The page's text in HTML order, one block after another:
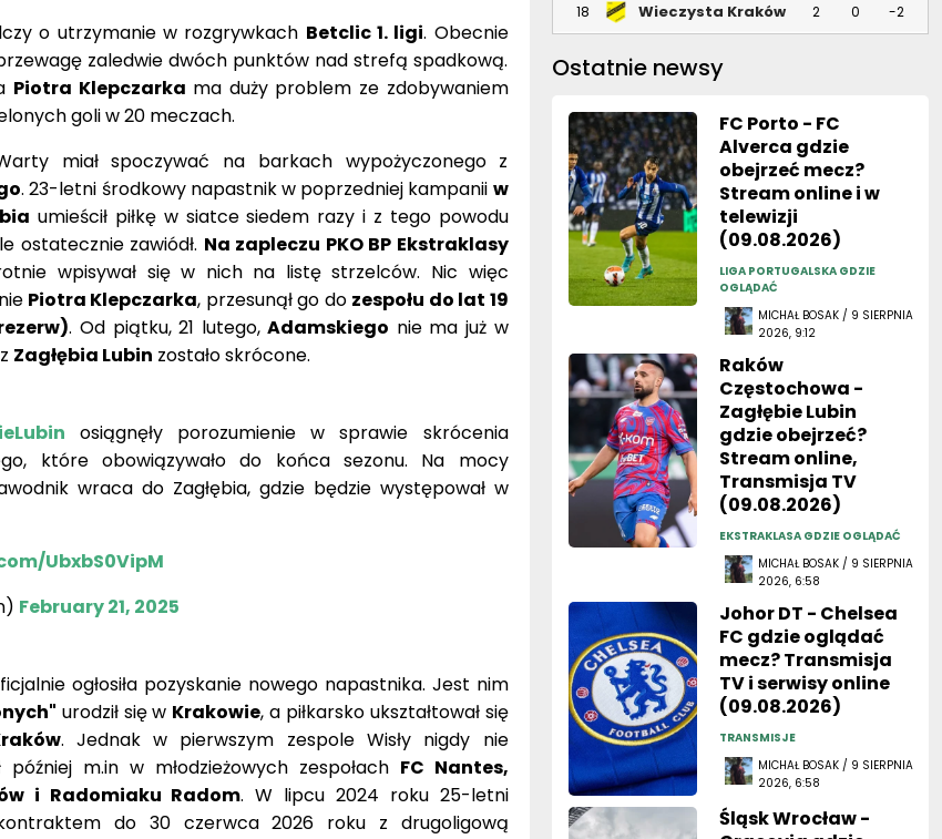
o utrzymanie w rozgrywkach Betclic 1. ligi. Obecnie
zaledwie dwóch punktów nad strefą spadkową.
Piotra Klepczarka ma duży problem ze zdobywaniem
goli w 20 meczach.
miał spoczywać na barkach wypożyczonego z
. 23-letni środkowy napastnik w poprzedniej kampanii w
umieścił piłkę w siatce siedem razy i z tego powodu
ostatecznie zawiódł. Na zapleczu PKO BP Ekstraklasy
wpisywał się w nich na listę strzelców. Nic więc
Piotra Klepczarka, przesunął go do zespołu do lat 19
. Od piątku, 21 lutego,Adamskiego nie ma już w
Zagłębia Lubin zostało skrócone.
osiągnęły porozumienie w sprawie skrócenia
które obowiązywało do końca sezonu. Na mocy
wraca do Zagłębia, gdzie będzie występował w
UbxbS0VipM
February 21, 2025
ogłosiła pozyskanie nowego napastnika. Jest nim
urodził się w Krakowie, a piłkarsko ukształtował się
. Jednak w pierwszym zespole Wisły nigdy nie
później m.in w młodzieżowych zespołach FC Nantes,
i Radomiaku Radom. W lipcu 2024 roku 25-letni
do 30 czerwca 2026 roku z drugoligową
18 Wieczysta Kraków 2 0 -2
Ostatnie newsy
FC Porto - FC
Alverca gdzie
obejrzeć mecz?
Stream online i w
telewizji
(09.08.2026)
LIGA PORTUGALSKA GDZIE
OGLĄDAĆ
MICHAŁ BOSAK / 9 SIERPNIA
2026, 9:12
Raków
Częstochowa -
Zagłębie Lubin
gdzie obejrzeć?
Stream online,
Transmisja TV
(09.08.2026)
EKSTRAKLASA GDZIE OGLĄDAĆ
MICHAŁ BOSAK / 9 SIERPNIA
2026, 6:58
Johor DT - Chelsea
FC gdzie oglądać
mecz? Transmisja
TV i serwisy online
(09.08.2026)
TRANSMISJE
MICHAŁ BOSAK / 9 SIERPNIA
2026, 6:58
Śląsk Wrocław -